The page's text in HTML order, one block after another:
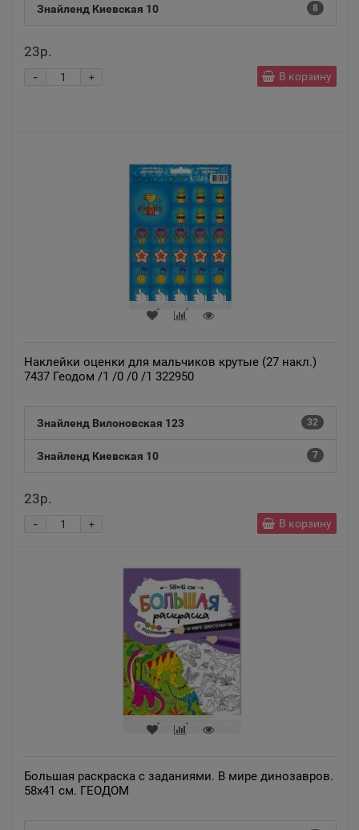
Знайленд Киевская 10 8
23р.
+
- В корзину
Наклейки оценки для мальчиков крутые (27 накл.)
7437 Геодом /1 /0 /0 /1 322950
Знайленд Вилоновская 123 32
Знайленд Киевская 10 7
23р.
+
- В корзину
Большая раскраска с заданиями. В мире динозавров.
58х41 см. ГЕОДОМ